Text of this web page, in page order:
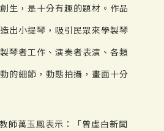
生，是十分有趣的題材。作品
出小提琴，吸引民眾來學製琴
琴者工作、演奏者表演、各類
的細節，動態拍攝，畫面十分
師萬玉鳳表示：「曾虛白新聞